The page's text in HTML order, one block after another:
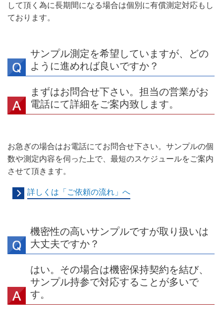
して頂く為に長期間になる場合は個別に有償測定対応もし
ております。
サンプル測定を希望していますが、どの
ように進めれば良いですか？
まずはお問合せ下さい。担当の営業がお
電話にて詳細をご案内致します。
お急ぎの場合はお電話にてお問合せ下さい。サンプルの個
数や測定内容を伺った上で、最短のスケジュールをご案内
させて頂きます。
詳しくは「ご依頼の流れ」へ
機密性の高いサンプルですが取り扱いは
大丈夫ですか？
はい。その場合は機密保持契約を結び、
サンプル持参で対応することが多いで
す。